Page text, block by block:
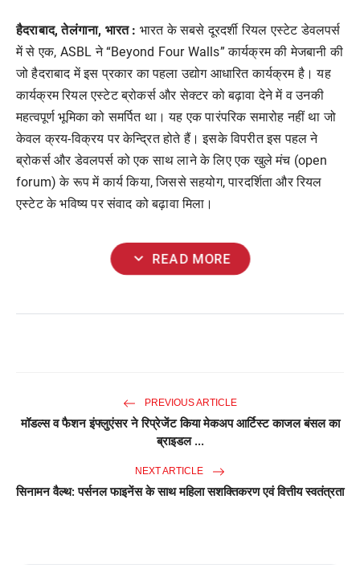
हैदराबाद, तेलंगाना, भारत : भारत के सबसे दूरदर्शी रियल एस्टेट डेवलपर्स
में से एक, ASBL ने “Beyond Four Walls” कार्यक्रम की मेजबानी की
जो हैदराबाद में इस प्रकार का पहला उद्योग आधारित कार्यक्रम है। यह
कार्यक्रम रियल एस्टेट ब्रोकर्स और सेक्टर को बढ़ावा देने में व उनकी
महत्वपूर्ण भूमिका को समर्पित था। यह एक पारंपरिक समारोह नहीं था जो
केवल क्रय-विक्रय पर केन्द्रित होते हैं। इसके विपरीत इस पहल ने
ब्रोकर्स और डेवलपर्स को एक साथ लाने के लिए एक खुले मंच (open
forum) के रूप में कार्य किया, जिससे सहयोग, पारदर्शिता और रियल
एस्टेट के भविष्य पर संवाद को बढ़ावा मिला।
expand_more READ MORE
PREVIOUS ARTICLE
मॉडल्स व फैशन इंफ्लुएंसर ने रिप्रेजेंट किया मेकअप आर्टिस्ट काजल बंसल का
ब्राइडल ...
NEXT ARTICLE
सिनामन वैल्थ: पर्सनल फाइनेंस के साथ महिला सशक्तिकरण एवं वित्तीय स्वतंत्रता